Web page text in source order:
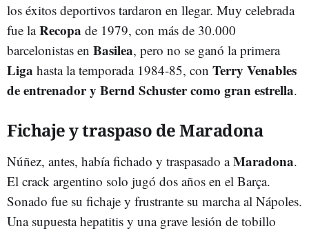
los éxitos deportivos tardaron en llegar. Muy celebrada
fue laRecopa de 1979, con más de 30.000
barcelonistas en Basilea, pero no se ganó la primera
Liga hasta la temporada 1984-85, con Terry Venables
de entrenador y Bernd Schuster como gran estrella.
Fichaje y traspaso de Maradona
Núñez, antes, había fichado y traspasado aMaradona.
El crack argentino solo jugó dos años en el Barça.
Sonado fue su fichaje y frustrante su marcha al Nápoles.
Una supuesta hepatitis y una grave lesión de tobillo